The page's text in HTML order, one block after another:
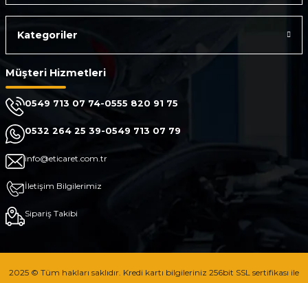
Kategoriler
Müşteri Hizmetleri
0549 713 07 74-0555 820 91 75
0532 264 25 39-0549 713 07 79
info@eticaret.com.tr
İletişim Bilgilerimiz
Sipariş Takibi
2025 © Tüm hakları saklıdır. Kredi kartı bilgileriniz 256bit SSL sertifikası ile